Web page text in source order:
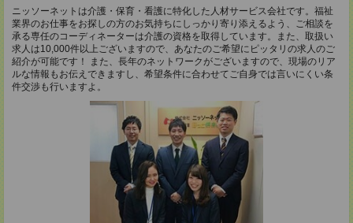
ニッソーネットは介護・保育・看護に特化した人材サービス会社です。福祉
業界のお仕事をお探しの方のお気持ちにしっかり寄り添えるよう、ご相談を
承る専任のコーディネーターは介護の資格を取得しています。また、取扱い
求人は10,000件以上ございますので、あなたのご希望にピッタリの求人のご
紹介が可能です！ また、長年のネットワークがございますので、現場のリア
ルな情報もお伝えできますし、希望条件に合わせてご自身では言いにくい条
件交渉も行いますよ。